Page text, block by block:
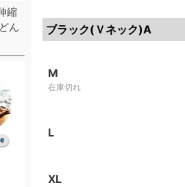
縮
ん
ブラック(Ｖネック)A
M
在庫切れ
L
XL